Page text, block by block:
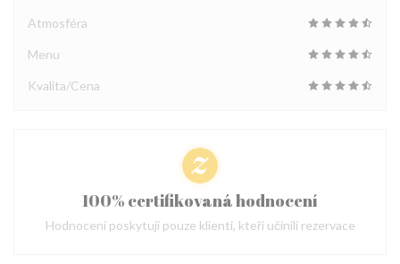
Atmosféra
Menu
Kvalita/Cena
100% certifikovaná hodnocení
Hodnocení poskytují pouze klienti, kteří učinili rezervace